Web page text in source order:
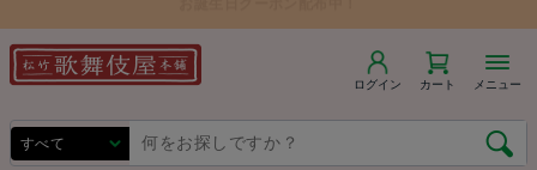
ログイン カート メニュー